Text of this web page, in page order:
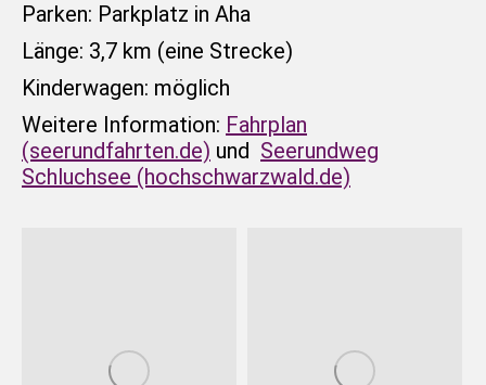
Parken: Parkplatz in Aha
Länge: 3,7 km (eine Strecke)
Kinderwagen: möglich
Weitere Information: Fahrplan
(seerundfahrten.de) und Seerundweg
Schluchsee (hochschwarzwald.de)